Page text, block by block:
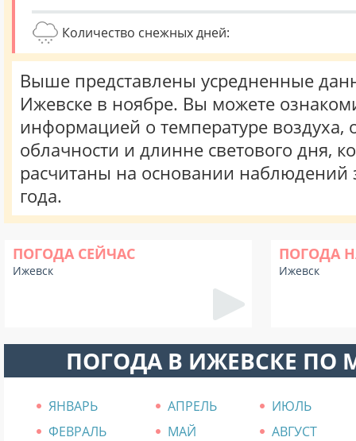
Количество снежных дней:
Выше представлены усредненные
Ижевске в ноябре. Вы можете
информацией о температуре воздуха,
облачности и длинне светового дня,
расчитаны на основании наблюдений
года.
ПОГОДА СЕЙЧАС
Ижевск
ПОГОДА
Ижевск
ПОГОДА В ИЖЕВСКЕ ПО
ЯНВАРЬ АПРЕЛЬ
ИЮЛЬ
ФЕВРАЛЬ
МАЙ
АВГУСТ